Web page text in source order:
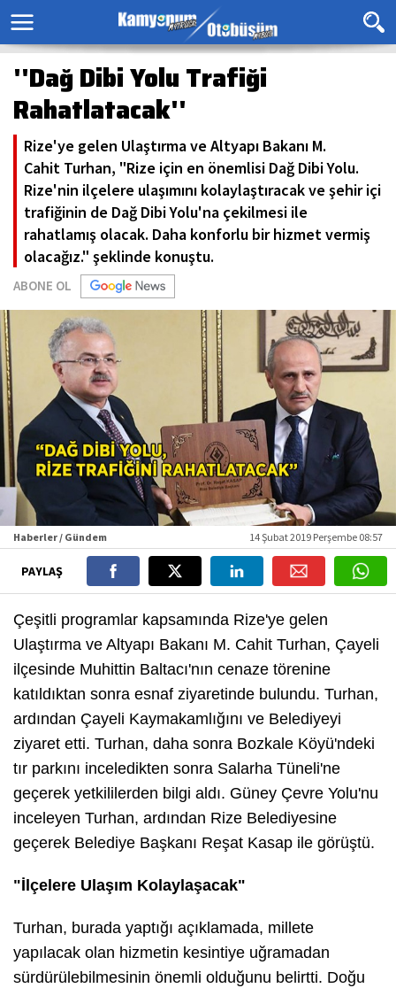
''Dağ Dibi Yolu Trafiği
Rahatlatacak''
Rize'ye gelen Ulaştırma ve Altyapı Bakanı M.
Cahit Turhan, "Rize için en önemlisi Dağ Dibi Yolu.
Rize'nin ilçelere ulaşımını kolaylaştıracak ve şehir içi
trafiğinin de Dağ Dibi Yolu'na çekilmesi ile
rahatlamış olacak. Daha konforlu bir hizmet vermiş
olacağız." şeklinde konuştu.
ABONE OL
Haberler / Gündem 14 Şubat 2019 Perşembe 08:57
PAYLAŞ
Çeşitli programlar kapsamında Rize'ye gelen
Ulaştırma ve Altyapı Bakanı M. Cahit Turhan, Çayeli
ilçesinde Muhittin Baltacı'nın cenaze törenine
katıldıktan sonra esnaf ziyaretinde bulundu. Turhan,
ardından Çayeli Kaymakamlığını ve Belediyeyi
ziyaret etti. Turhan, daha sonra Bozkale Köyü'ndeki
tır parkını inceledikten sonra Salarha Tüneli'ne
geçerek yetkililerden bilgi aldı. Güney Çevre Yolu'nu
inceleyen Turhan, ardından Rize Belediyesine
geçerek Belediye Başkanı Reşat Kasap ile görüştü.
"İlçelere Ulaşım Kolaylaşacak"
Turhan, burada yaptığı açıklamada, millete
yapılacak olan hizmetin kesintiye uğramadan
sürdürülebilmesinin önemli olduğunu belirtti. Doğu